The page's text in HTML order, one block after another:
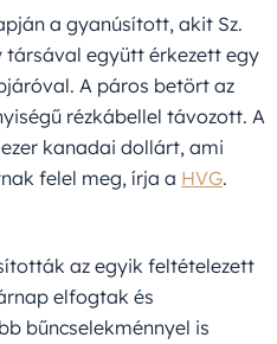
a gyanúsított, akit Sz.
együtt érkezett egy
A páros betört az
rézkábellel távozott. A
kanadai dollárt, ami
felel meg, írja a HVG.
az egyik feltételezett
elfogtak és
bűncselekménnyel is